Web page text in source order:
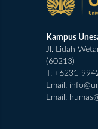
Kampus
Jl. Lidah
(60213)
T: +6231-
Email:
Email: